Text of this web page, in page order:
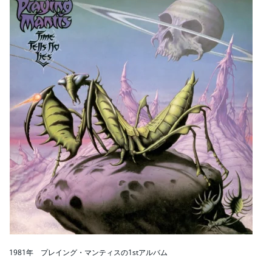
1981年 プレイング・マンティスの1stアルバム